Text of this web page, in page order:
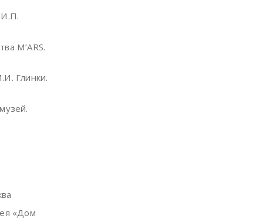
И.П.
M’ARS.
Глинки.
«Дом